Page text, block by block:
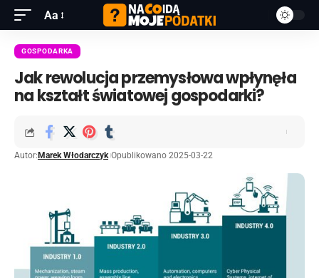
Aa
GOSPODARKA
Jak rewolucja przemysłowa wpłynęła
na kształt światowej gospodarki?
Autor: Marek Włodarczyk Opublikowano 2025-03-22